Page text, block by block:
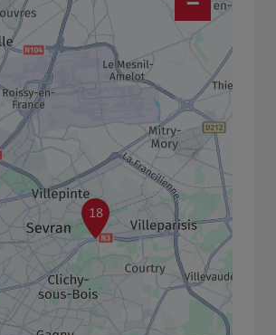
18